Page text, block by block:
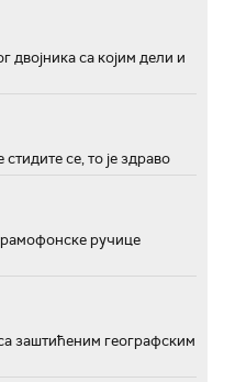
двојника са којим дели и
се, то је здраво
ручице
заштићеним географским